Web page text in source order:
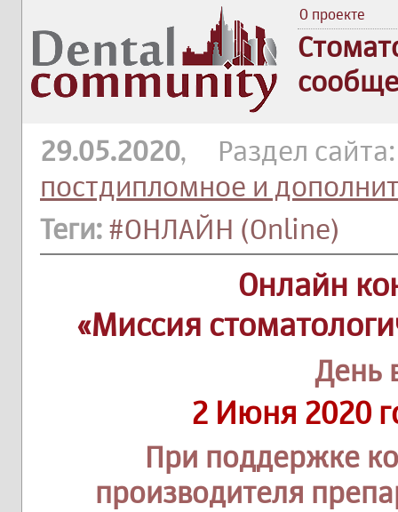
О проекте
29.05.2020, Раздел
постдипломное и
Теги: #ОНЛАЙН (Online)
Онлайн
«Миссия
День
2 Июня 2020
При поддержке
производителя